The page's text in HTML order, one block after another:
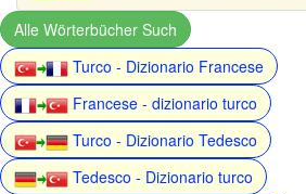
Alle Wörterbücher Such
Turco - Dizionario Francese
Francese - dizionario turco
Turco - Dizionario Tedesco
Tedesco - Dizionario turco